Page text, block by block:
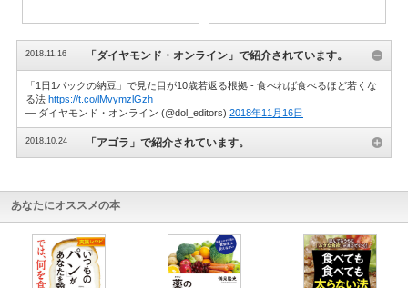
2018.11.16 「ダイヤモンド・オンライン」で紹介されています。
「1日1パックの納豆」で見た目が10歳若返る根拠 - 食べれば食べるほど若くな
る法 https://t.co/lMvymzlGzh
— ダイヤモンド・オンライン (@dol_editors) 2018年11月16日
2018.10.24 「アゴラ」で紹介されています。
あなたにオススメの本